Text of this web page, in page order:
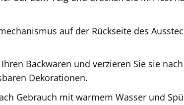
auf der Rückseite des
Backwaren und verzieren Sie sie
Dekorationen.
Gebrauch mit warmem Wasser und